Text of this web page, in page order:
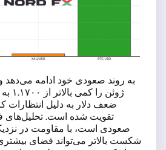
ضعف دلار به دلیل انتظارات
تقویت شده است. تحلیل‌های